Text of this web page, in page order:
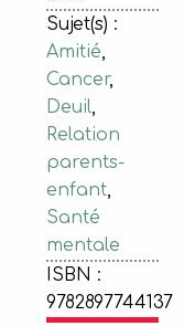
Sujet(s) :
Amitié,
Cancer,
Deuil,
Relation
parents-
enfant,
Santé
mentale
ISBN :
9782897744137